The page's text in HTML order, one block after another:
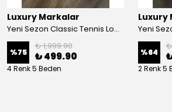
Luxury Markalar
Yeni Sezon Classic Tennis Logo Bisiklet Yaka T-shirt
%75
₺ 1,999.90
₺ 499.90
4 Renk 5 Beden
Luxury
%64
2 Renk 5